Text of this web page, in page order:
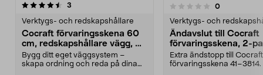
3
Verktygs- och redskapshållare
Cocraft förvaringsskena 60
cm, redskapshållare vägg, 2-
pack
Bygg ditt eget väggsystem –
skapa ordning och reda på dina
0.0 av 5 stjärnor 0recensioner
Verktygs- och
Ändavslut till Cocraft
förvaringsskena, 2-
Extra ändstopp till Cocraft
förvaringsskena
5.0av 5 stjärnor